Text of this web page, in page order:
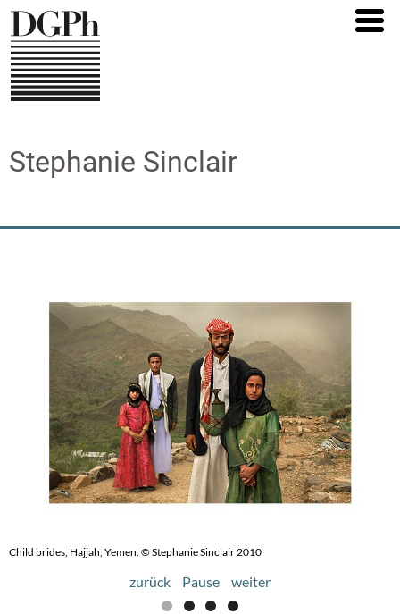
Direkt
zum
Inhalt
Stephanie Sinclair
Child brides, Hajjah, Yemen. © Stephanie Sinclair 2010
Nigerian Child brides Yagana, Yakaka and Falimata. © Stephanie Sinclair 2016
zurück Pause weiter